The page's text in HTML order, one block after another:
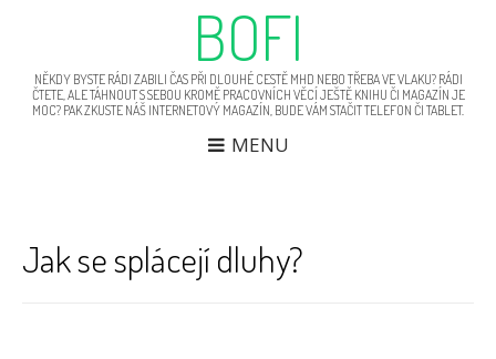
BOFI
NĚKDY BYSTE RÁDI ZABILI ČAS PŘI DLOUHÉ CESTĚ MHD NEBO TŘEBA VE VLAKU? RÁDI
ČTETE, ALE TÁHNOUT S SEBOU KROMĚ PRACOVNÍCH VĚCÍ JEŠTĚ KNIHU ČI MAGAZÍN JE
MOC? PAK ZKUSTE NÁŠ INTERNETOVÝ MAGAZÍN, BUDE VÁM STAČIT TELEFON ČI TABLET.
MENU
Jak se splácejí dluhy?